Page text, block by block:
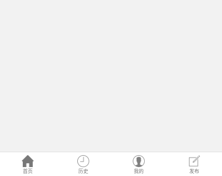
首页 历史 我的 发布